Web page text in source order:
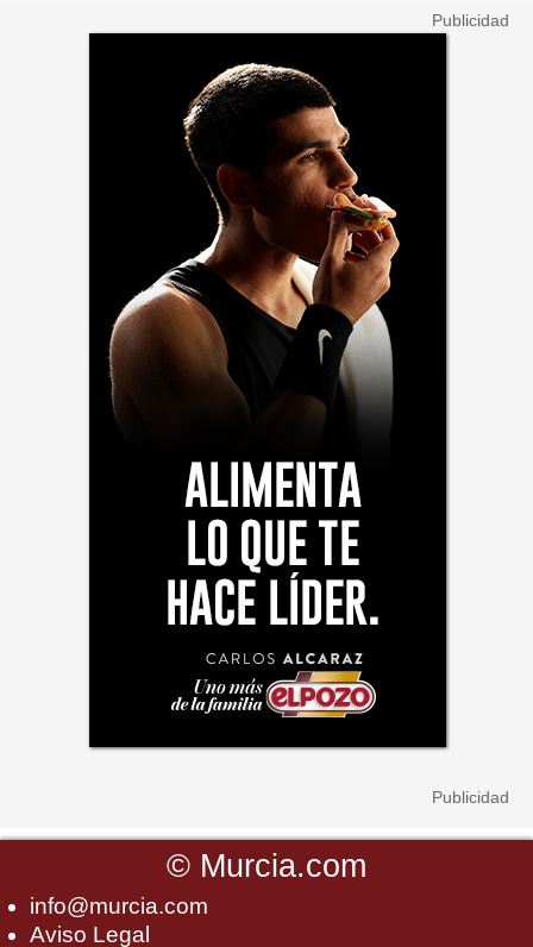
© Murcia.com
info@murcia.com
Aviso Legal